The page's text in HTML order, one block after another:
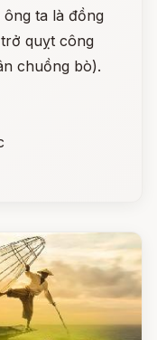
ta là đồng
quỵt công
chuồng bò).